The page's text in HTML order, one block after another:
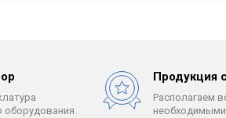
Продукция
Располагаем